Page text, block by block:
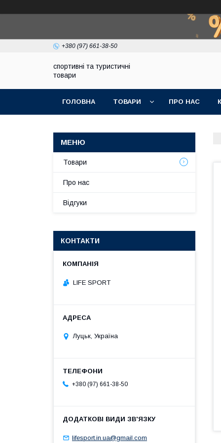
+380 (97) 661-38-50
спортивні та туристичні
товари
ГОЛОВНА ТОВАРИ ПРО НАС
Товари
Про нас
Відгуки
КОНТАКТИ
LIFE SPORT
Луцьк, Україна
+380 (97) 661-38-50
lifesport.in.ua@gmail.com